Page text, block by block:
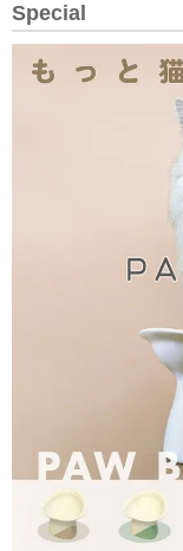
Special